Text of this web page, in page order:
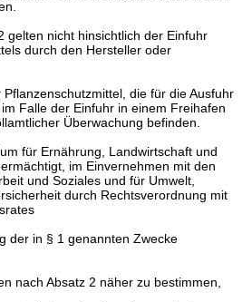
gelten nicht hinsichtlich der Einfuhr
durch den Hersteller oder
die für die Ausfuhr
Falle der Einfuhr in einem Freihafen
Überwachung befinden.
für Ernährung, Landwirtschaft und
im Einvernehmen mit den
und Soziales und für Umwelt,
durch Rechtsverordnung mit
der in § 1 genannten Zwecke
nach Absatz 2 näher zu bestimmen,